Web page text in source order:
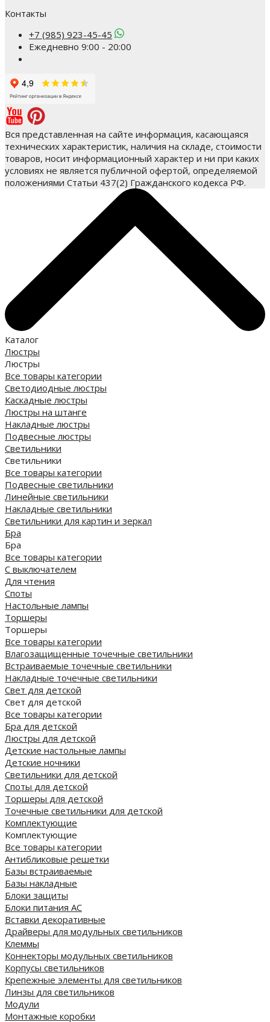
Контакты
+7 (985) 923-45-45
Ежедневно 9:00 - 20:00
Вся представленная на сайте информация, касающаяся
технических характеристик, наличия на складе, стоимости
товаров, носит информационный характер и ни при каких
условиях не является публичной офертой, определяемой
положениями Статьи 437(2) Гражданского кодекса РФ.
Каталог
Люстры
Люстры
Все товары категории
Светодиодные люстры
Каскадные люстры
Люстры на штанге
Накладные люстры
Подвесные люстры
Светильники
Светильники
Все товары категории
Подвесные светильники
Линейные светильники
Накладные светильники
Светильники для картин и зеркал
Бра
Бра
Все товары категории
С выключателем
Для чтения
Споты
Настольные лампы
Торшеры
Торшеры
Все товары категории
Влагозащищенные точечные светильники
Встраиваемые точечные светильники
Накладные точечные светильники
Свет для детской
Свет для детской
Все товары категории
Бра для детской
Люстры для детской
Детские настольные лампы
Детские ночники
Светильники для детской
Споты для детской
Торшеры для детской
Точечные светильники для детской
Комплектующие
Комплектующие
Все товары категории
Антибликовые решетки
Базы встраиваемые
Базы накладные
Блоки защиты
Блоки питания AC
Вставки декоративные
Драйверы для модульных светильников
Клеммы
Коннекторы модульных светильников
Корпусы светильников
Крепежные элементы для светильников
Линзы для светильников
Модули
Монтажные коробки